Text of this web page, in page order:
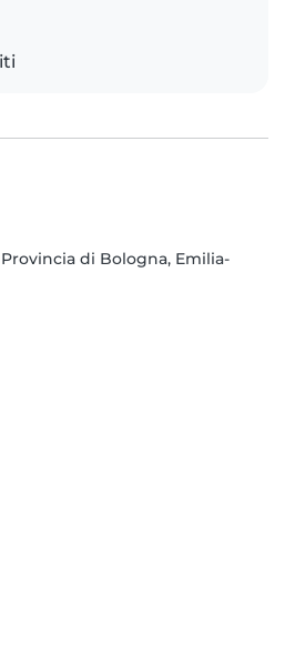
Provincia di Bologna, Emilia-